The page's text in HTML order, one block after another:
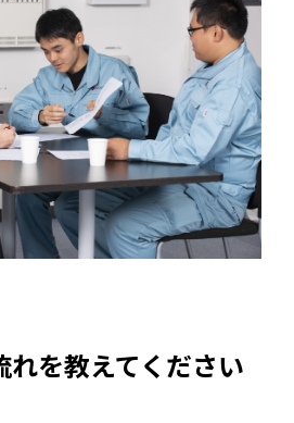
れを教えてください